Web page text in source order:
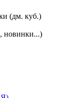
(дм. куб.)
новинки...)